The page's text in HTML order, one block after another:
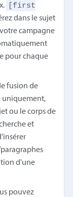
[first
dans le sujet
campagne
pour chaque
fusion de
uniquement,
ou le corps de
et
d'une
pouvez